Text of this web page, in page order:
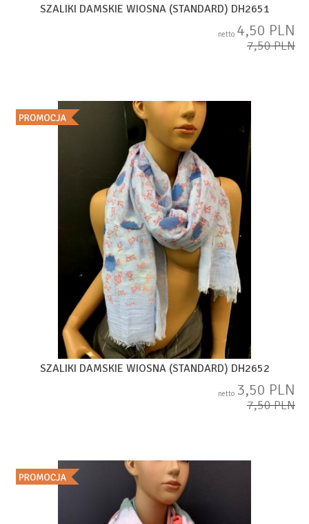
SZALIKI DAMSKIE WIOSNA (STANDARD) DH2651
netto 4,50 PLN
7,50 PLN
SZALIKI DAMSKIE WIOSNA (STANDARD) DH2652
netto 3,50 PLN
7,50 PLN